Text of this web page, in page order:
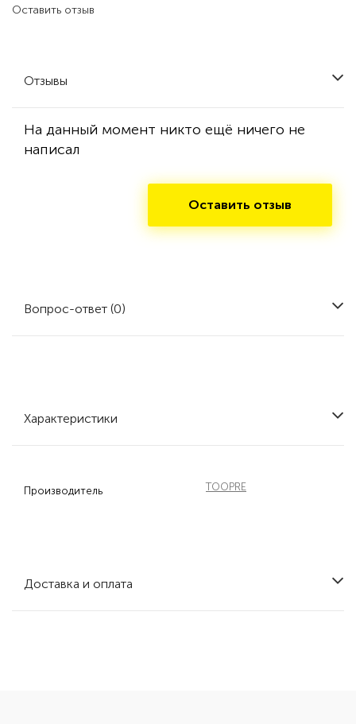
Оставить отзыв
Отзывы
На данный момент никто ещё ничего не
написал
Оставить отзыв
Вопрос-ответ (0)
Характеристики
Производитель TOOPRE
Доставка и оплата